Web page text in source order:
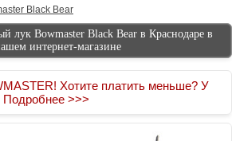
Black Bear
лук Bowmaster Black Bear в Краснодаре в
интернет-магазине
Хотите платить меньше? У
Подробнее >>>